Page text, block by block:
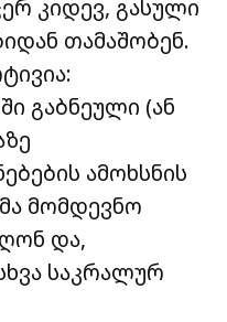
კიდევ, გასული
თამაშობენ.
გაბნეული (ან
ამოხსნის
მომდევნო
და,
საკრალურ